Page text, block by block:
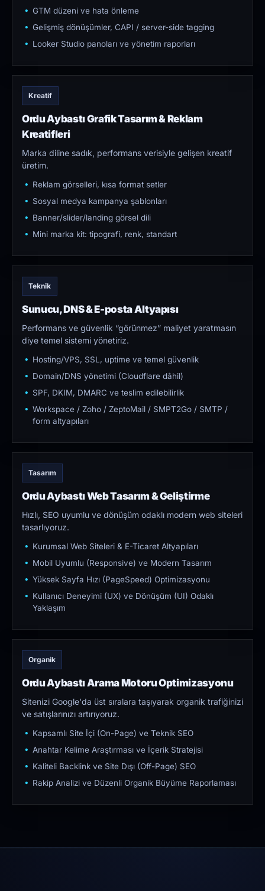
GTM düzeni ve hata önleme
Gelişmiş dönüşümler, CAPI / server-side tagging
Looker Studio panoları ve yönetim raporları
Kreatif
Ordu Aybastı Grafik Tasarım & Reklam
Kreatifleri
Marka diline sadık, performans verisiyle gelişen kreatif
üretim.
Reklam görselleri, kısa format setler
Sosyal medya kampanya şablonları
Banner/slider/landing görsel dili
Mini marka kit: tipografi, renk, standart
Teknik
Sunucu, DNS & E-posta Altyapısı
Performans ve güvenlik “görünmez” maliyet yaratmasın
diye temel sistemi yönetiriz.
Hosting/VPS, SSL, uptime ve temel güvenlik
Domain/DNS yönetimi (Cloudflare dâhil)
SPF, DKIM, DMARC ve teslim edilebilirlik
Workspace / Zoho / ZeptoMail / SMPT2Go / SMTP /
form altyapıları
Tasarım
Ordu Aybastı Web Tasarım & Geliştirme
Hızlı, SEO uyumlu ve dönüşüm odaklı modern web siteleri
tasarlıyoruz.
Kurumsal Web Siteleri & E-Ticaret Altyapıları
Mobil Uyumlu (Responsive) ve Modern Tasarım
Yüksek Sayfa Hızı (PageSpeed) Optimizasyonu
Kullanıcı Deneyimi (UX) ve Dönüşüm (UI) Odaklı
Yaklaşım
Organik
Ordu Aybastı Arama Motoru Optimizasyonu
Sitenizi Google'da üst sıralara taşıyarak organik trafiğinizi
ve satışlarınızı artırıyoruz.
Kapsamlı Site İçi (On-Page) ve Teknik SEO
Anahtar Kelime Araştırması ve İçerik Stratejisi
Kaliteli Backlink ve Site Dışı (Off-Page) SEO
Rakip Analizi ve Düzenli Organik Büyüme Raporlaması